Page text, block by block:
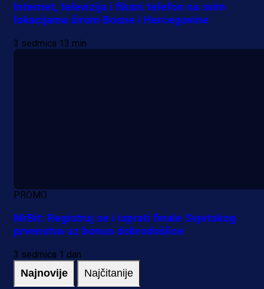
Internet, televizija i fiksni telefon na svim
lokacijama širom Bosne i Hercegovine
3 sedmica 13 min
PROMO
MrBit: Registruj se i isprati finale Svjetskog
prvenstva uz bonus dobrodošlice
3 sedmica 1 dan
Najnovije Najčitanije